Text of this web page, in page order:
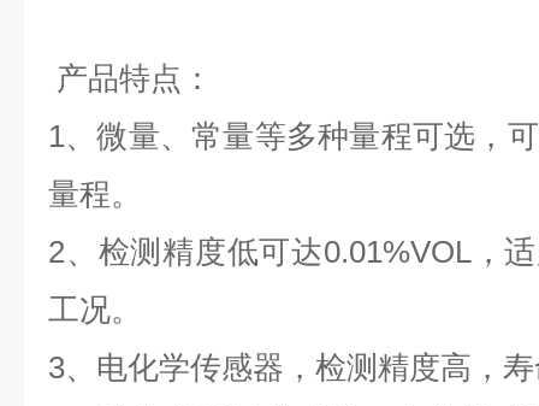
产品特点：
1、微量、常量等多种量程可选，
量程。
2、检测精度低可达0.01%VOL，
工况。
3、电化学传感器，检测精度高，